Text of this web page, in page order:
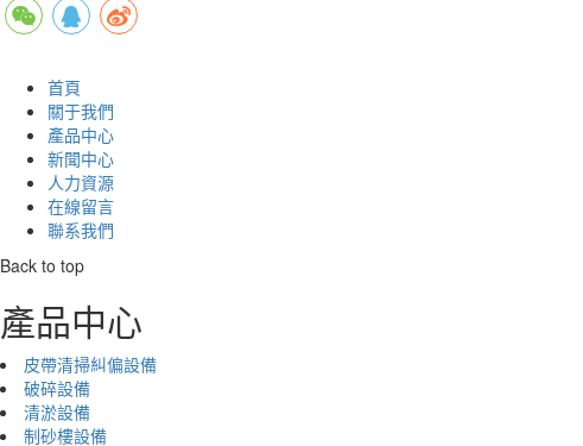
首頁
關于我們
產品中心
新聞中心
人力資源
在線留言
聯系我們
Back to top
產品中心
皮帶清掃糾偏設備
破碎設備
清淤設備
制砂樓設備